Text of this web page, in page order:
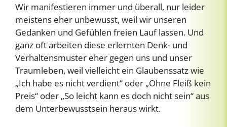
Wir manifestieren immer und überall, nur leider
meistens eher unbewusst, weil wir unseren
Gedanken und Gefühlen freien Lauf lassen. Und
ganz oft arbeiten diese erlernten Denk- und
Verhaltensmuster eher gegen uns und unser
Traumleben, weil vielleicht ein Glaubenssatz wie
„Ich habe es nicht verdient“ oder „Ohne Fleiß kein
Preis“ oder „So leicht kann es doch nicht sein“ aus
dem Unterbewusstsein heraus wirkt.